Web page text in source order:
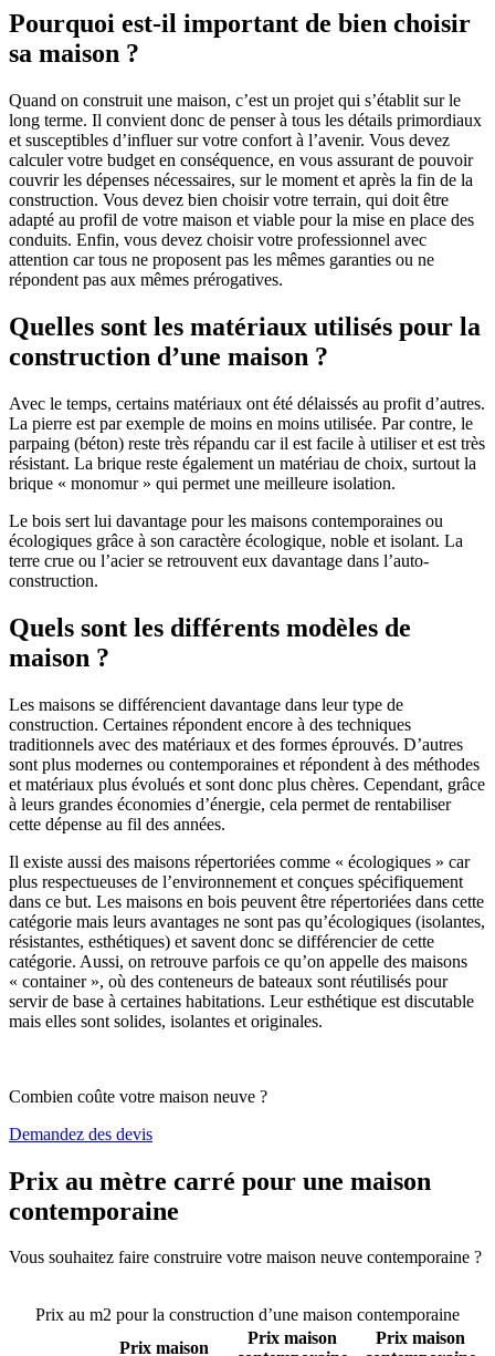
Pourquoi est-il important de bien choisir
sa maison ?
Quand on construit une maison, c’est un projet qui s’établit sur le
long terme. Il convient donc de penser à tous les détails primordiaux
et susceptibles d’influer sur votre confort à l’avenir. Vous devez
calculer votre budget en conséquence, en vous assurant de pouvoir
couvrir les dépenses nécessaires, sur le moment et après la fin de la
construction. Vous devez bien choisir votre terrain, qui doit être
adapté au profil de votre maison et viable pour la mise en place des
conduits. Enfin, vous devez choisir votre professionnel avec
attention car tous ne proposent pas les mêmes garanties ou ne
répondent pas aux mêmes prérogatives.
Quelles sont les matériaux utilisés pour la
construction d’une maison ?
Avec le temps, certains matériaux ont été délaissés au profit d’autres.
La pierre est par exemple de moins en moins utilisée. Par contre, le
parpaing (béton) reste très répandu car il est facile à utiliser et est très
résistant. La brique reste également un matériau de choix, surtout la
brique « monomur » qui permet une meilleure isolation.
Le bois sert lui davantage pour les maisons contemporaines ou
écologiques grâce à son caractère écologique, noble et isolant. La
terre crue ou l’acier se retrouvent eux davantage dans l’auto-
construction.
Quels sont les différents modèles de
maison ?
Les maisons se différencient davantage dans leur type de
construction. Certaines répondent encore à des techniques
traditionnels avec des matériaux et des formes éprouvés. D’autres
sont plus modernes ou contemporaines et répondent à des méthodes
et matériaux plus évolués et sont donc plus chères. Cependant, grâce
à leurs grandes économies d’énergie, cela permet de rentabiliser
cette dépense au fil des années.
Il existe aussi des maisons répertoriées comme « écologiques » car
plus respectueuses de l’environnement et conçues spécifiquement
dans ce but. Les maisons en bois peuvent être répertoriées dans cette
catégorie mais leurs avantages ne sont pas qu’écologiques (isolantes,
résistantes, esthétiques) et savent donc se différencier de cette
catégorie. Aussi, on retrouve parfois ce qu’on appelle des maisons
« container », où des conteneurs de bateaux sont réutilisés pour
servir de base à certaines habitations. Leur esthétique est discutable
mais elles sont solides, isolantes et originales.
Combien coûte votre maison neuve ?
Demandez des devis
Prix au mètre carré pour une maison
contemporaine
Vous souhaitez faire construire votre maison neuve contemporaine ?
Prix au m2 pour la construction d’une maison contemporaine
Prix maison
Prix maison
Prix maison